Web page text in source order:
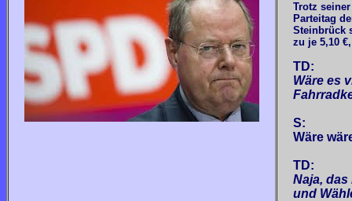
Trotz
Parteitag
Steinbrück
zu je 5,10
TD:
Wäre es
S:
Wäre
TD:
Naja,
und